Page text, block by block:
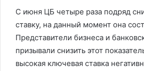
С июня ЦБ четыре раза подряд
ставку, на данный момент она
Представители бизнеса и
призывали снизить этот
высокая ключевая ставка